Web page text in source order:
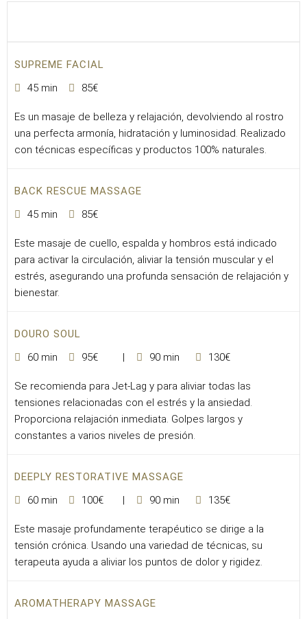
SUPREME FACIAL
45 min
85€
Es un masaje de belleza y relajación, devolviendo al rostro
una perfecta armonía, hidratación y luminosidad. Realizado
con técnicas específicas y productos 100% naturales.
BACK RESCUE MASSAGE
45 min
85€
Este masaje de cuello, espalda y hombros está indicado
para activar la circulación, aliviar la tensión muscular y el
estrés, asegurando una profunda sensación de relajación y
bienestar.
DOURO SOUL
60 min
95€ 90 min 130€
Se recomienda para Jet-Lag y para aliviar todas las
tensiones relacionadas con el estrés y la ansiedad.
Proporciona relajación inmediata. Golpes largos y
constantes a varios niveles de presión.
DEEPLY RESTORATIVE MASSAGE
60 min
100€ 90 min 135€
Este masaje profundamente terapéutico se dirige a la
tensión crónica. Usando una variedad de técnicas, su
terapeuta ayuda a aliviar los puntos de dolor y rigidez.
AROMATHERAPY MASSAGE